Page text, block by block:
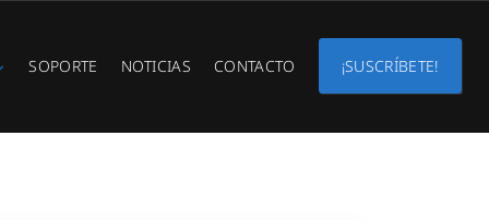
SOPORTE NOTICIAS CONTACTO ¡SUSCRÍBETE!